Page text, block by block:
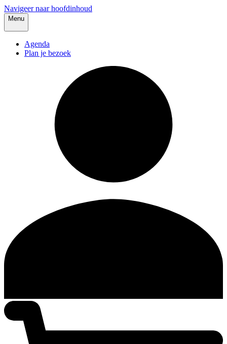
Navigeer naar hoofdinhoud
Menu
Agenda
Plan je bezoek